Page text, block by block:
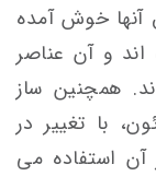
آنها خوش آمده
و آن عناصر
همچنین ساز
با تغییر در
استفاده می